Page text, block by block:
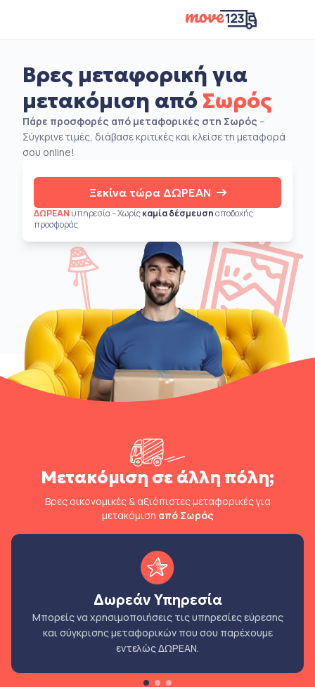
Βρες μεταφορική για
μετακόμιση από Σωρός
Πάρε προσφορές από μεταφορικές στη Σωρός –
Σύγκρινε τιμές, διάβασε κριτικές και κλείσε τη μεταφορά
σου online!
Ξεκίνα τώρα ΔΩΡΕΑΝ
ΔΩΡΕΑΝ υπηρεσία – Χωρίςκαμία δέσμευσηαποδοχής
προσφοράς
Μετακόμιση σε άλλη πόλη;
Βρες οικονομικές & αξιόπιστες μεταφορικές για
μετακόμιση από Σωρός
Δωρεάν Υπηρεσία
Μπορείς να χρησιμοποιήσεις τις υπηρεσίες εύρεσης
και σύγκρισης μεταφορικών που σου παρέχουμε
εντελώς ΔΩΡΕΑΝ.